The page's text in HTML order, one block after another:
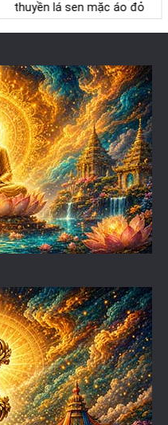
thuyền lá sen mặc áo đỏ